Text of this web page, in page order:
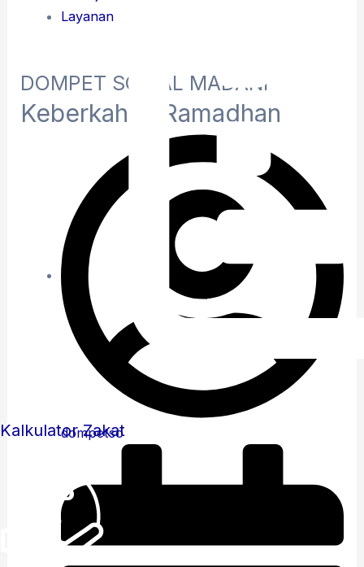
Layanan
DOMPET SOSIAL MADANI
Keberkahan Ramadhan
dompetso
Kalkulator Zakat